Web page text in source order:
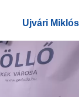
Ujvári Miklós